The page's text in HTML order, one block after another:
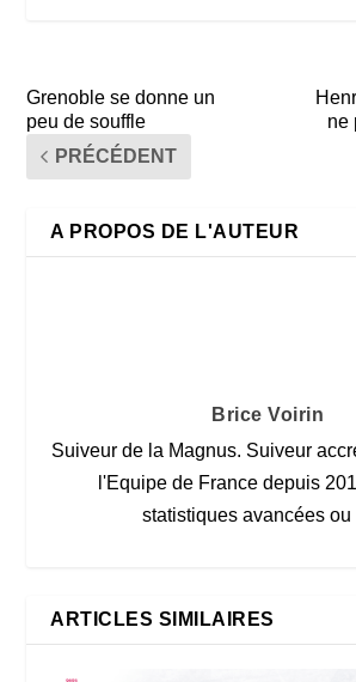
Grenoble se donne un
peu de souffle
PRÉCÉDENT
ne
A PROPOS DE L'AUTEUR
Brice Voirin
Suiveur de la Magnus. Suiveur
l'Equipe de France depuis
statistiques avancées ou
ARTICLES SIMILAIRES